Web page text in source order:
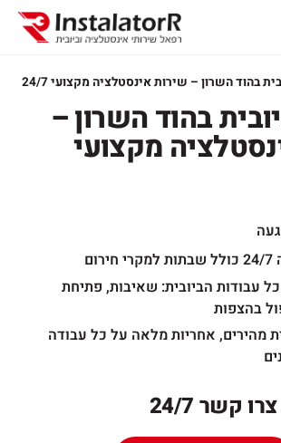
בהוד השרון – שירות אינסטלציה מקצועי 24/7
בהוד השרון –
מקצועי
עבודות הביובית: שאיבות, פתיחת
בהצפות
מהירים, אחריות מלאה על כל עבודה
קשר 24/7